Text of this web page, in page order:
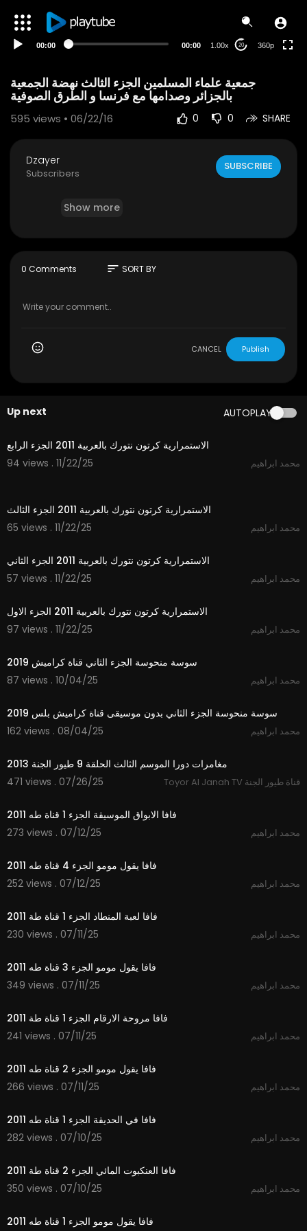
00:00 00:00 1.00x 20 360p
جمعية علماء المسلمين الجزء الثالث نهضة الجمعية
بالجزائر وصدامها مع فرنسا و الطرق الصوفية
595 views • 06/22/16 0 0 SHARE
Dzayer
Subscribers
SUBSCRIBE
Show more
0 Comments sort SORT BY
CANCEL Publish
Up next AUTOPLAY
1:03
الاستمرارية كرتون نتورك بالعربية 2011 الجزء الرابع
94 views . 11/22/25
محمد ابراهيم
الاستمرارية كرتون نتورك بالعربية 2011 الجزء الثالث
65 views . 11/22/25
محمد ابراهيم
الاستمرارية كرتون نتورك بالعربية 2011 الجزء الثاني
57 views . 11/22/25
محمد ابراهيم
الاستمرارية كرتون نتورك بالعربية 2011 الجزء الاول
97 views . 11/22/25
محمد ابراهيم
سوسة منحوسة الجزء الثاني قناة كراميش 2019
87 views . 10/04/25
محمد ابراهيم
سوسة منحوسة الجزء الثاني بدون موسيقى قناة كراميش بلس 2019
162 views . 08/04/25
محمد ابراهيم
مغامرات دورا الموسم الثالث الحلقة 9 طيور الجنة 2013
471 views . 07/26/25
Toyor Al Janah TV قناة طيور الجنة
فافا الابواق الموسيقة الجزء 1 قناة طه 2011
273 views . 07/12/25
محمد ابراهيم
فافا يقول مومو الجزء 4 قناة طه 2011
252 views . 07/12/25
محمد ابراهيم
فافا لعبة المنطاد الجزء 1 قناة طة 2011
230 views . 07/11/25
محمد ابراهيم
فافا يقول مومو الجزء 3 قناة طه 2011
349 views . 07/11/25
محمد ابراهيم
فافا مروحة الارقام الجزء 1 قناة طة 2011
241 views . 07/11/25
محمد ابراهيم
فافا يقول مومو الجزء 2 قناة طه 2011
266 views . 07/11/25
محمد ابراهيم
فافا في الحديقة الجزء 1 قناة طه 2011
282 views . 07/10/25
محمد ابراهيم
فافا العنكبوت المائي الجزء 2 قناة طة 2011
350 views . 07/10/25
محمد ابراهيم
فافا يقول مومو الجزء 1 قناة طه 2011